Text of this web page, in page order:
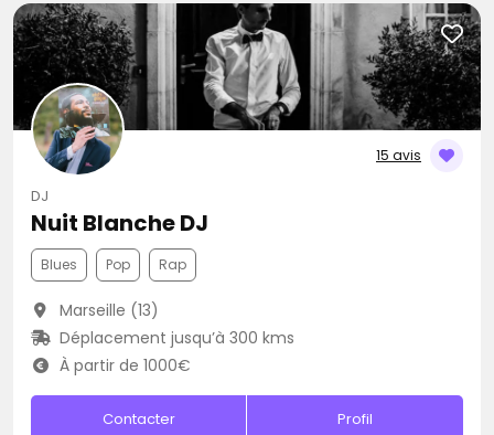
15 avis
DJ
Nuit Blanche DJ
Blues Pop Rap
Marseille (13)
Déplacement jusqu’à 300 kms
À partir de 1000€
Contacter Profil